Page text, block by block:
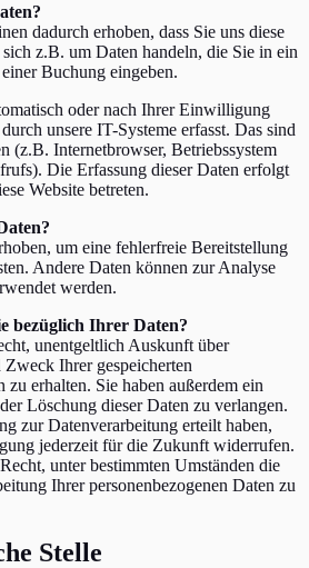
dadurch erhoben, dass Sie uns diese
z.B. um Daten handeln, die Sie in ein
Buchung eingeben.
oder nach Ihrer Einwilligung
unsere IT-Systeme erfasst. Das sind
(z.B. Internetbrowser, Betriebssystem
Die Erfassung dieser Daten erfolgt
Website betreten.
um eine fehlerfreie Bereitstellung
Andere Daten können zur Analyse
werden.
bezüglich Ihrer Daten?
unentgeltlich Auskunft über
Ihrer gespeicherten
zu erhalten. Sie haben außerdem ein
Löschung dieser Daten zu verlangen.
zur Datenverarbeitung erteilt haben,
jederzeit für die Zukunft widerrufen.
unter bestimmten Umständen die
Ihrer personenbezogenen Daten zu
Stelle